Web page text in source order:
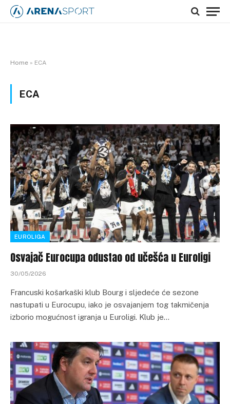
Home » ECA
ECA
EUROLIGA
Osvajač Eurocupa odustao od učešća u Euroligi
30/05/2026
Francuski košarkaški klub Bourg i sljedeće će sezone
nastupati u Eurocupu, iako je osvajanjem tog takmičenja
izborio mogućnost igranja u Euroligi. Klub je…